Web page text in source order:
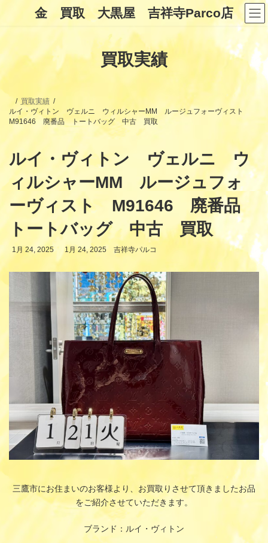
ン
キ
ッ
ー
に
移
金 買取 大黒屋 吉祥寺Parco店
買取実績
買取実績
ルイ・ヴィトン ヴェルニ ウィルシャーMM ルージュフォーヴィスト
M91646 廃番品 トートバッグ 中古 買取
ルイ・ヴィトン ヴェルニ ウ
ィルシャーMM ルージュフォ
ーヴィスト M91646 廃番品
トートバッグ 中古 買取
1月 24, 2025
最
1月 24, 2025 吉祥寺パルコ
三鷹市にお住まいのお客様より、お買取りさせて頂きましたお品
をご紹介させていただきます。
ブランド：ルイ・ヴィトン